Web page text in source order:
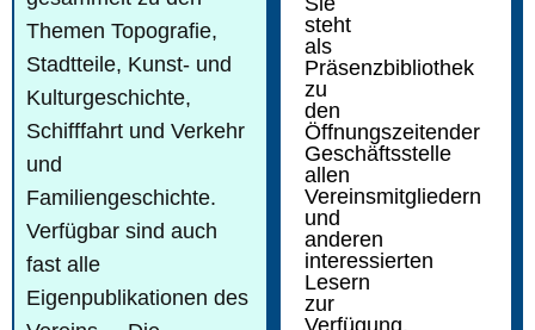
Themen Topografie,
Stadtteile, Kunst- und
Kulturgeschichte,
Schifffahrt und Verkehr
und
Familiengeschichte.
Verfügbar sind auch
fast alle
Eigenpublikationen des
steht
als
Präsenzbibliothek
zu
den
Öffnungszeitender
Geschäftsstelle
allen
Vereinsmitgliedern
und
anderen
interessierten
Lesern
zur
Verfügung.